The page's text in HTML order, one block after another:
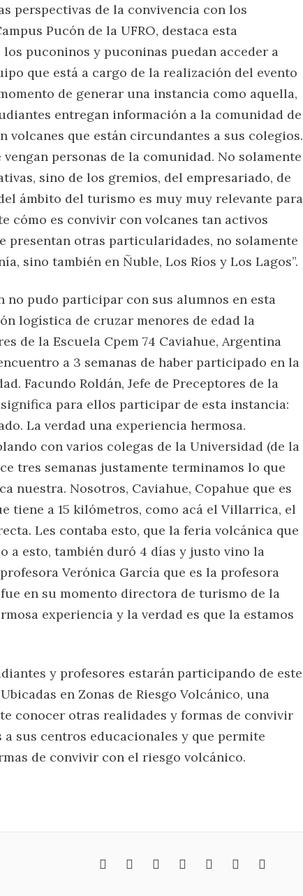
perspectivas de la convivencia con los
Pucón de la UFRO, destaca esta
puconinos y puconinas puedan acceder a
que está a cargo de la realización del evento
de generar una instancia como aquella,
entregan información a la comunidad de
volcanes que están circundantes a sus colegios.
personas de la comunidad. No solamente
sino de los gremios, del empresariado, de
ámbito del turismo es muy muy relevante para
cómo es convivir con volcanes tan activos
presentan otras particularidades, no solamente
sino también en Ñuble, Los Ríos y Los Lagos”.
no pudo participar con sus alumnos en esta
logística de cruzar menores de edad la
de la Escuela Cpem 74 Caviahue, Argentina
a 3 semanas de haber participado en la
Facundo Roldán, Jefe de Preceptores de la
para ellos participar de esta instancia:
La verdad una experiencia hermosa.
con varios colegas de la Universidad (de la
tres semanas justamente terminamos lo que
nuestra. Nosotros, Caviahue, Copahue que es
tiene a 15 kilómetros, como acá el Villarrica, el
Les contaba esto, que la feria volcánica que
a esto, también duró 4 días y justo vino la
Verónica García que es la profesora
en su momento directora de turismo de la
experiencia y la verdad es que la estamos
y profesores estarán participando de este
en Zonas de Riesgo Volcánico, una
conocer otras realidades y formas de convivir
a sus centros educacionales y que permite
de convivir con el riesgo volcánico.